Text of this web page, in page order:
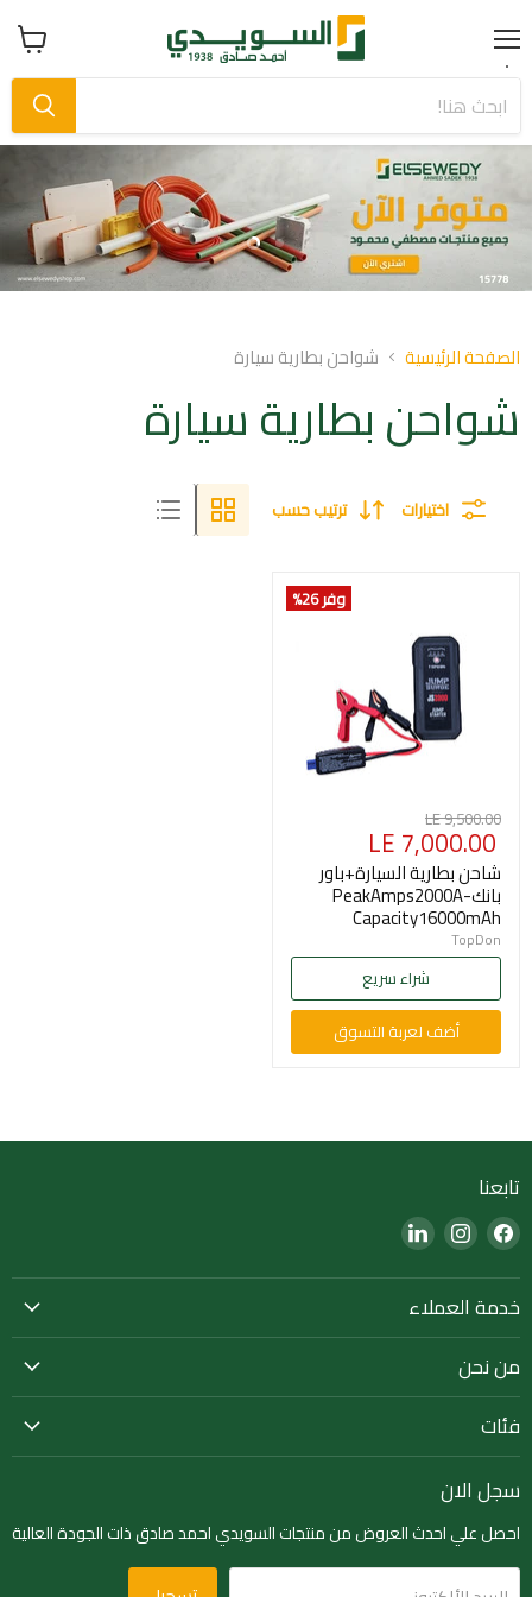
Menu عرض
سلة
Slide
1
Slide
Slide
الصفحة الرئيسية شواحن بطارية سيارة
شواحن بطارية سيارة
اختيارات ترتيب حسب
وفر 26 %
السعر
الأصلي
LE 9,500.00
السعر
الحالي
LE 7,000.00
شاحن بطارية السيارة+باور
بانكPeakAmps2000A-
Capacity16000mAh
TopDon
شراء سريع
أضف لعربة التسوق
تابعنا
Find
us
on
Facebook
Find
us
on
Instagram
Find
on
خدمة العملاء
من نحن
فئات
سجل الان
احصل علي احدث العروض من منتجات السويدي احمد صادق ذات الجودة العالية